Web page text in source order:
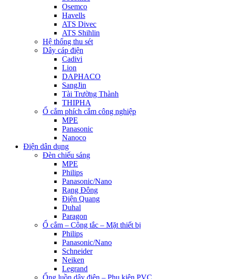
Osemco
Havells
ATS Divec
ATS Shihlin
Hệ thống thu sét
Dây cáp điện
Cadivi
Lion
DAPHACO
SangJin
Tài Trường Thành
THIPHA
Ổ cắm phích cắm công nghiệp
MPE
Panasonic
Nanoco
Điện dân dụng
Đèn chiếu sáng
MPE
Philips
Panasonic/Nano
Rạng Đông
Điện Quang
Duhal
Paragon
Ổ cắm – Công tắc – Mặt thiết bị
Philips
Panasonic/Nano
Schneider
Neiken
Legrand
Ống luồn dây điện – Phụ kiện PVC